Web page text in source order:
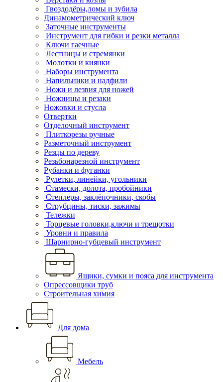
Гвоздодёры,ломы и зубила
Динамометрический ключ
Заточные инструменты
Инструмент для гибки и резки металла
Ключи гаечные
Лестницы и стремянки
Молотки и киянки
Наборы инструмента
Напильники и надфили
Ножи и лезвия для ножей
Ножницы и резаки
Ножовки и стусла
Отвертки
Отделочный инструмент
Плиткорезы ручные
Разметочный инструмент
Резцы по дереву
Резьбонарезной инструмент
Рубанки и фуганки
Рулетки, линейки, угольники
Стамески, долота, пробойники
Степлеры, заклёпочники, скобы
Струбцины, тиски, зажимы
Тележки
Торцевые головки,ключи и трещотки
Уровни и правила
Шарнирно-губцевый инструмент
Ящики, сумки и пояса для инструмента
Опрессовщики труб
Строительная химия
Для дома
Мебель